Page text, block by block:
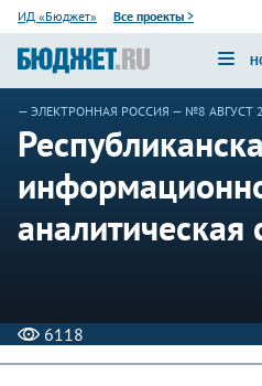
ИД «Бюджет» Все проекты >
— ЭЛЕКТРОННАЯ РОССИЯ — №8 АВГУСТ
аналитическая
6118